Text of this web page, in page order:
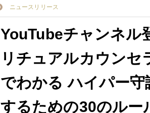
ニュースリリース
YouTubeチャンネル
リチュアルカウンセ
でわかる ハイパー
するための30のルー